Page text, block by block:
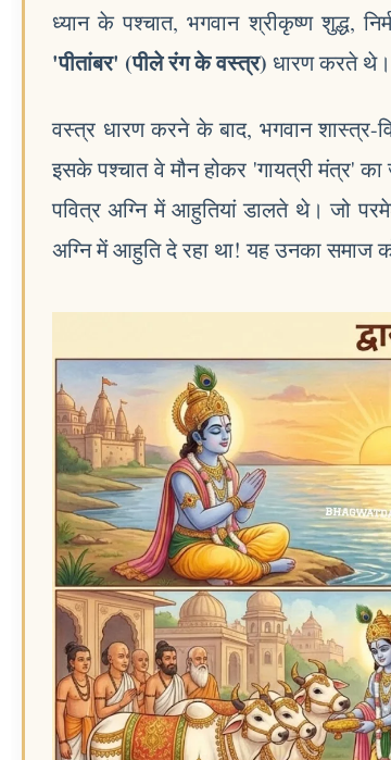
ध्यान के पश्चात, भगवान श्रीकृष्ण शुद्ध,
'पीतांबर' (पीले रंग के वस्त्र) धारण करते थे।
वस्त्र धारण करने के बाद, भगवान शास्त्र-
इसके पश्चात वे मौन होकर 'गायत्री मंत्र'
पवित्र अग्नि में आहुतियां डालते थे। जो
अग्नि में आहुति दे रहा था! यह उनका समाज